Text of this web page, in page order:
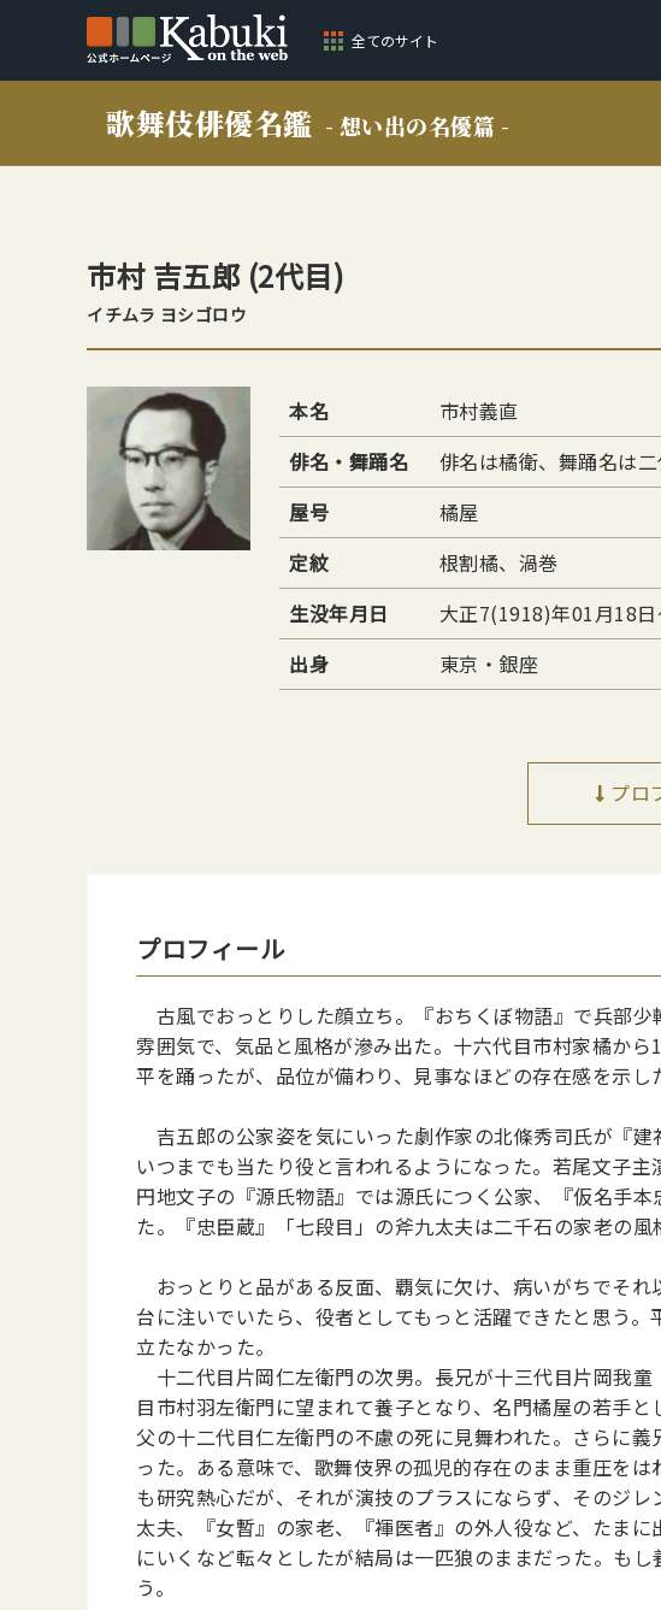
全てのサイト
歌舞伎俳優名鑑 - 想い出の名優篇 -
市村 吉五郎 (2代目)
イチムラ ヨシゴロウ
本名
市村義直
俳名・舞踊名
俳名は橘衛、舞踊名は
屋号
橘屋
定紋
根割橘、渦巻
生没年月日
大正7(1918)年01月18
出身
東京・銀座
プロ
プロフィール
古風でおっとりした顔立ち。『おちくぼ物語』で兵部
雰囲気で、気品と風格が滲み出た。十六代目市村家橘か
平を踊ったが、品位が備わり、見事なほどの存在感を示し
吉五郎の公家姿を気にいった劇作家の北條秀司氏が『建
いつまでも当たり役と言われるようになった。若尾文子
円地文子の『源氏物語』では源氏につく公家、『仮名手
た。『忠臣蔵』「七段目」の斧九太夫は二千石の家老の風
おっとりと品がある反面、覇気に欠け、病いがちでそ
台に注いでいたら、役者としてもっと活躍できたと思う
立たなかった。
十二代目片岡仁左衛門の次男。長兄が十三代目片岡我
目市村羽左衛門に望まれて養子となり、名門橘屋の若手
父の十二代目仁左衛門の不慮の死に見舞われた。さらに
った。ある意味で、歌舞伎界の孤児的存在のまま重圧を
も研究熱心だが、それが演技のプラスにならず、そのジ
太夫、『女暫』の家老、『褌医者』の外人役など、たま
にいくなど転々としたが結局は一匹狼のままだった。も
う。